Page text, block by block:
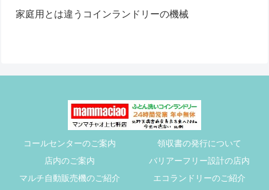
家庭用とは違うコインランドリーの機械
コールセンターのご案内
領収書の発行について
店内のご案内
バリアーフリー設計の店内
マルチ自動販売機のご紹介
エコランドリーのご紹介